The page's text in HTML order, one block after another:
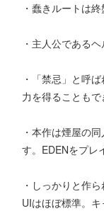
・蠢きルートは
・主人公である
・「禁忌」と呼
力を得ることもで
・本作は煙屋の
す。EDENをプレ
・しっかりと作
UIはほぼ標準。